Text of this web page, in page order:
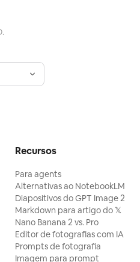
Recursos
Para agents
Alternativas ao NotebookLM
Diapositivos do GPT Image 2
Markdown para artigo do 𝕏
Nano Banana 2 vs. Pro
Editor de fotografias com IA
Prompts de fotografia
Imagem para prompt